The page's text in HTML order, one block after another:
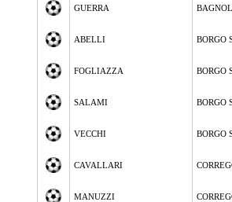
GUERRA
ABELLI BORGO
FOGLIAZZA BORGO
SALAMI BORGO
VECCHI BORGO
CAVALLARI
MANUZZI